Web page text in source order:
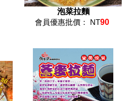
泡菜拉麵
會員優惠批價： NT90